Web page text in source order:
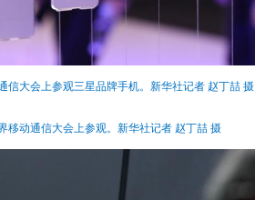
大会上参观三星品牌手机。新华社记者 赵丁喆 摄
移动通信大会上参观。新华社记者 赵丁喆 摄